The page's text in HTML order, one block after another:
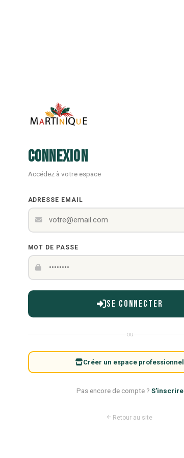
Connexion
Accédez à votre espace
ADRESSE EMAIL
MOT DE PASSE
Se connecter
ou
Créer un espace professionnel
Pas encore de compte ? S'inscrire
Retour au site